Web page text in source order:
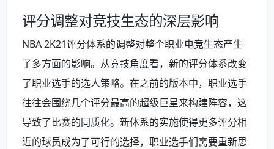
评分调整对竞技生态的深层影响
NBA 2K21评分体系的调整对整个职业电竞生态产生
了多方面的影响。从竞技角度看，新的评分体系改变
了职业选手的选人策略。在之前的版本中，职业选手
往往会围绕几个评分最高的超级巨星来构建阵容，这
导致了比赛的同质化。新体系的实施使得更多评分相
近的球员成为了可行的选择，职业选手们需要重新思